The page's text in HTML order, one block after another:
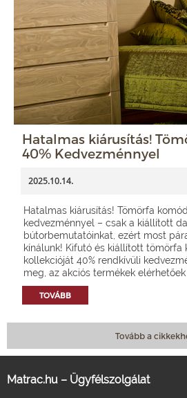
Hatalmas kiárusítás!
40% Kedvezménnyel
2025.10.14.
Hatalmas kiárusítás! Tömörfa
kedvezménnyel – csak a kiállított
bútorbemutatóinkat, ezért most
kínálunk! Kifutó és kiállított tömörfa
kollekcióját 40% rendkívüli
meg, az akciós termékek
TOVÁBB
Tovább a
Matrac.hu – Ügyfélszolgálat